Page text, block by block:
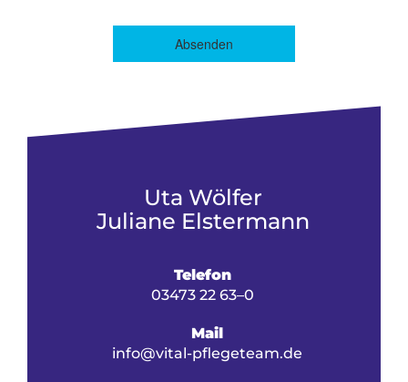
Absenden
Uta Wölfer
Juliane Elstermann
Telefon
03473 22 63–0
Mail
info@vital-pflegeteam.de